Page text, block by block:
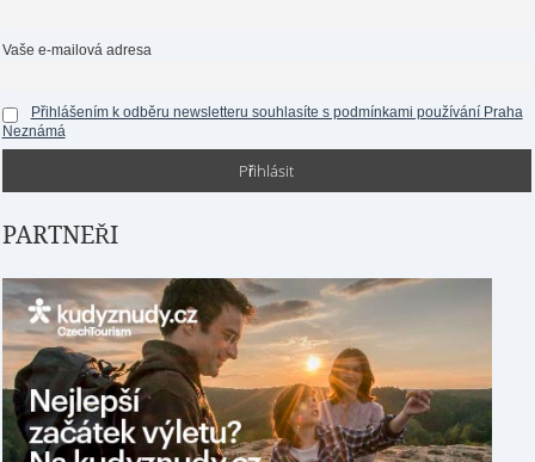
Vaše e-mailová adresa
Přihlášením k odběru newsletteru souhlasíte s podmínkami používání Praha
Neznámá
PARTNEŘI